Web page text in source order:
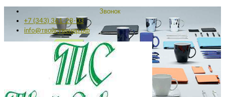
Звонок
+7 (343) 361-28-03
info@твойсувенир.рф